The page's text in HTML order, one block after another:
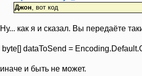
int
var
this
Джон , вот код
Ну... как я и сказал. Вы передаёте
byte[] dataToSend =
иначе и быть не может.